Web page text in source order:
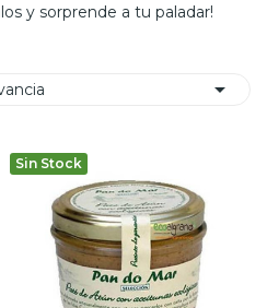
y sorprende a tu paladar!

Sin Stock